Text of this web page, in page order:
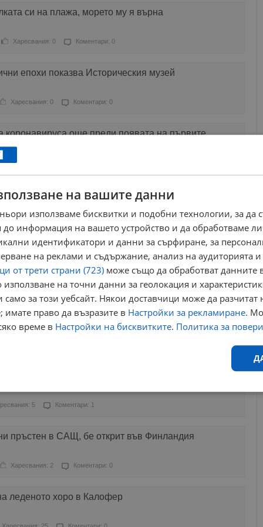
си на плажа, морето му я върна
Харесвания: 0 Коментари: 0
епохи показва Историческия музей
Харесвания: 0 Коментари: 0
коронавируса още преди появата на първите
Харесвания: 0
е с неизмерима цена
Харесвания: 2
защото отказала да се сдобрят след
Харесвания: 0 Коментари: 0
затъмнение зарадва хиляди любители на
5 Коментари: 1
пръстен в САЩ, бе открит във Финландия
Харесвания: 2 Коментари: 0
леденото хоро в Калофер
на вашите данни
използваме бисквитки и подобни технологии, за да
до информация на вашето устройство и да обработваме
идентификатори и данни за сърфиране, за
на реклами и съдържание, анализ на аудиторията
от трети страни (723) може също да обработват данните
на точни данни за геолокация и
за този уебсайт. Някои доставчици може да разчитат
имате право да възразите в Настройки за рекламиране.
време в Настройки на бисквитките. Политика за
Ефективност Таргетиране Функционалност